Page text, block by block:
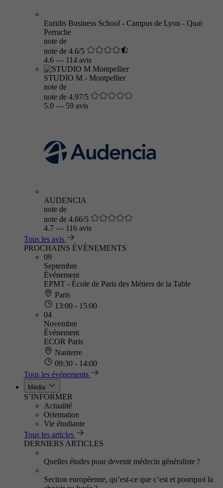
Euridis Business School - Campus de Lyon - Quai
Perrache
note de
note de 4.6/5
4.6 — 114 avis
STUDIO M - Montpellier
note de
note de 4.97/5
5.0 — 59 avis
AUDENCIA
note de
note de 4.66/5
4.7 — 116 avis
Tous les avis
PROCHAINS ÉVÈNEMENTS
09
Septembre
Événement
EPMT - École de Paris des Métiers de la Table
Paris
13:00 - 15:00
04
Novembre
Événement
ECOR Paris
Nanterre
09:30 - 14:00
Tous les événements
Média
S’INFORMER
Actualité
Orientation
Vie étudiante
Tous les articles
DERNIERS ARTICLES
Quelles études pour devenir médecin généraliste ?
Section européenne, qu’est-ce que c’est et pourquoi la